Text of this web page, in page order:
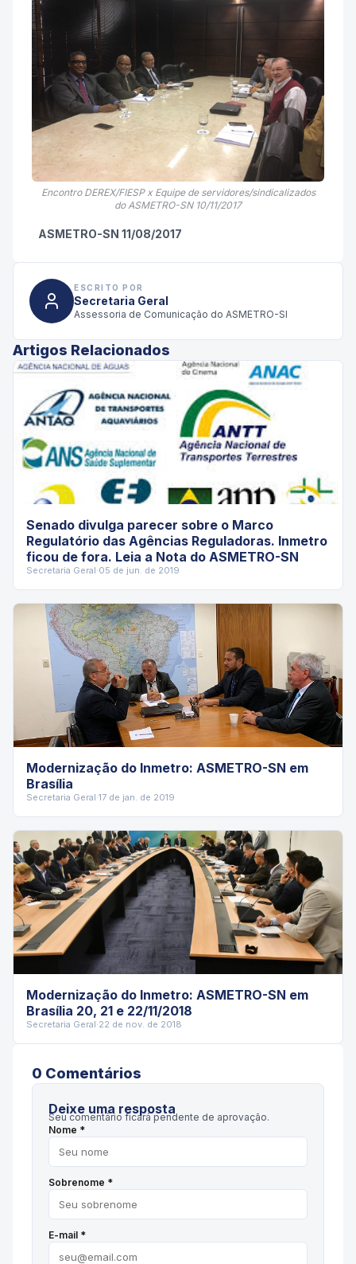
Encontro DEREX/FIESP x Equipe de servidores/sindicalizados
do ASMETRO-SN 10/11/2017
ASMETRO-SN 11/08/2017
ESCRITO POR
Secretaria Geral
Assessoria de Comunicação do ASMETRO-SI
Artigos Relacionados
Senado divulga parecer sobre o Marco
Regulatório das Agências Reguladoras. Inmetro
ficou de fora. Leia a Nota do ASMETRO-SN
Secretaria Geral·05 de jun. de 2019
Modernização do Inmetro: ASMETRO-SN em
Brasília
Secretaria Geral·17 de jan. de 2019
Modernização do Inmetro: ASMETRO-SN em
Brasília 20, 21 e 22/11/2018
Secretaria Geral·22 de nov. de 2018
0 Comentários
Deixe uma resposta
Seu comentário ficará pendente de aprovação.
Nome *
Sobrenome *
E-mail *